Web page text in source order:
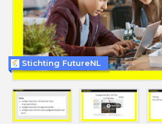
Stichting FutureNL